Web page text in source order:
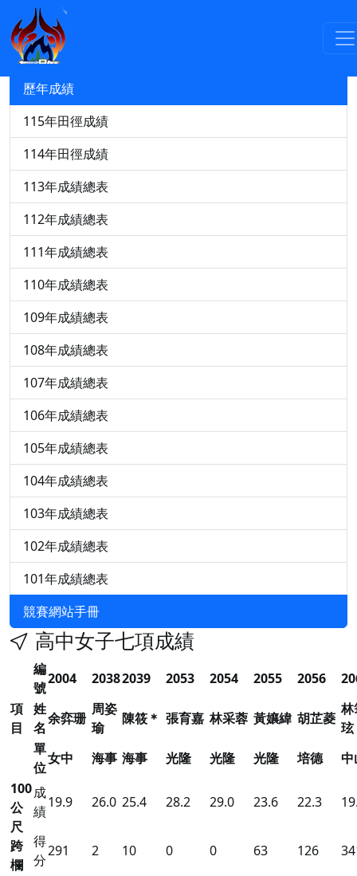
競賽資訊
115年中小運田徑轉播與成績查詢
歷年成績
115年田徑成績
114年田徑成績
113年成績總表
112年成績總表
111年成績總表
110年成績總表
109年成績總表
108年成績總表
107年成績總表
106年成績總表
105年成績總表
104年成績總表
103年成績總表
102年成績總表
101年成績總表
競賽網站手冊
高中女子七項成績
項
目
編
號
2004 20382039 2053 2054 2055 2056
姓
名
余弈珊
周姿
瑜
陳筱＊ 張育嘉 林采蓉 黃孃緯 胡芷菱
林
玹
單
位
女中 海事 海事 光隆 光隆 光隆 培德
中
100
公
尺
跨
欄
成
績
19.9 26.0 25.4 28.2 29.0 23.6 22.3
得
分
291 2 10 0 0 63 126